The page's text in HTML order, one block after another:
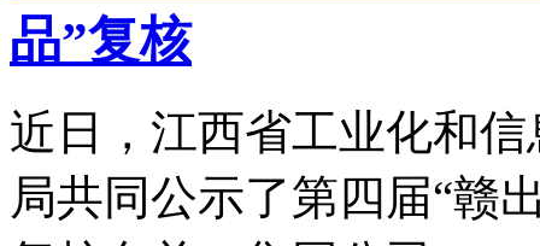
品”复核
近日，江西省工业化和
局共同公示了第四届“赣